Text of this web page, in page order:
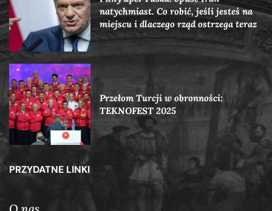
natychmiast. Co robić, jeśli jesteś na
miejscu i dlaczego rząd ostrzega teraz
Przełom Turcji w obronności:
TEKNOFEST 2025
PRZYDATNE LINKI